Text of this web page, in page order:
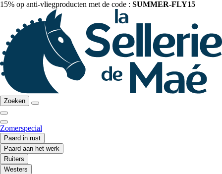
15% op anti-vliegproducten met de code : SUMMER-FLY15
Zoeken
Zomerspecial
Paard in rust
Paard aan het werk
Ruiters
Westers